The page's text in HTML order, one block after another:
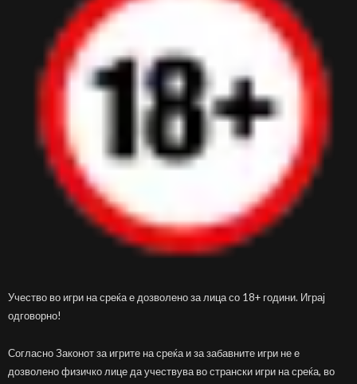
Учество во игри на среќа е дозволено за лица со 18+ години. Играј
одговорно!
Согласно Законот за игрите на среќа и за забавните игри не е
дозволено физичко лице да учествува во странски игри на среќа, во